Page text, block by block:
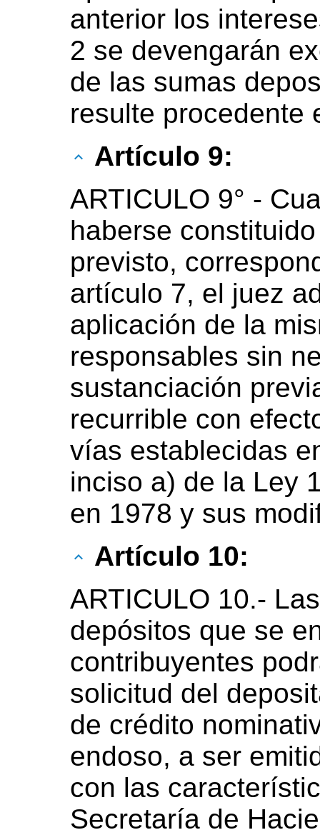
anterior los
2 se devengarán
de las sumas
resulte procedente
Artículo 9:
ARTICULO 9° -
haberse
previsto,
artículo 7, el juez
aplicación de la
responsables sin
sustanciación
recurrible con
vías establecidas
inciso a) de la Ley
en 1978 y sus
Artículo 10:
ARTICULO 10.-
depósitos que se
contribuyentes
solicitud del
de crédito
endoso, a ser
con las
Secretaría de